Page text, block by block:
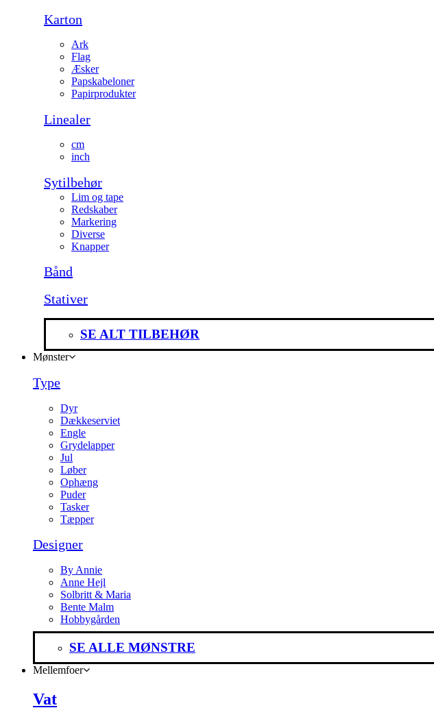
Karton
Ark
Flag
Æsker
Papskabeloner
Papirprodukter
Linealer
cm
inch
Sytilbehør
Lim og tape
Redskaber
Markering
Diverse
Knapper
Bånd
Stativer
SE ALT TILBEHØR
Mønster
Type
Dyr
Dækkeserviet
Engle
Grydelapper
Jul
Løber
Ophæng
Puder
Tasker
Tæpper
Designer
By Annie
Anne Hejl
Solbritt & Maria
Bente Malm
Hobbygården
SE ALLE MØNSTRE
Mellemfoer
Vat